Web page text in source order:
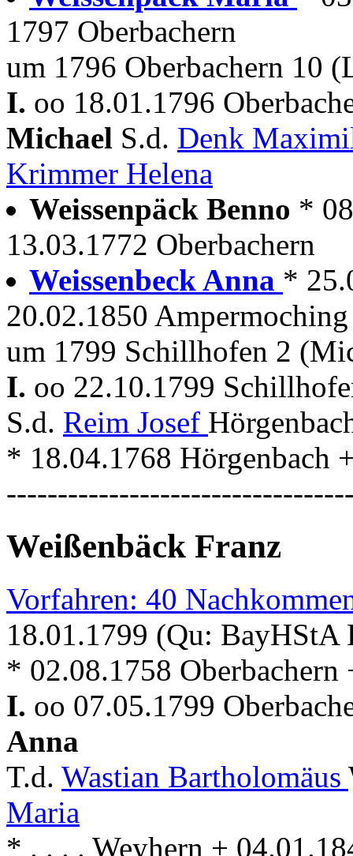
1797 Oberbachern
um 1796 Oberbachern 10
I. oo 18.01.1796
Michael S.d. Denk
Krimmer Helena
Weissenpäck Benno *
13.03.1772 Oberbachern
Weissenbeck Anna *
20.02.1850 Ampermoching
um 1799 Schillhofen 2
I. oo 22.10.1799
S.d. Reim Josef
* 18.04.1768 Hörgenbach
Weißenbäck Franz
Vorfahren: 40
18.01.1799 (Qu:
* 02.08.1758 Oberbachern
I. oo 07.05.1799
Anna
T.d. Wastian Bartholomäus
Maria
* . . . . Weyhern +